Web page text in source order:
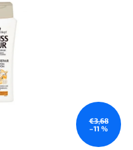
€3,68
–11 %